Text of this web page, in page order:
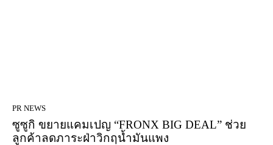
PR NEWS
ซูซูกิ ขยายแคมเปญ “FRONX BIG DEAL” ช่วย
ลูกค้าลดภาระฝ่าวิกฤน้ำมันแพง